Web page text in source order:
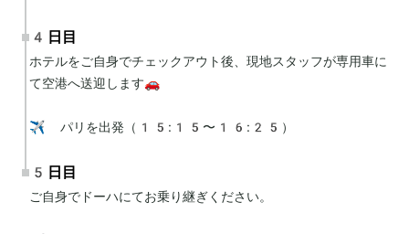
4日目
ホテルをご自身でチェックアウト後、現地スタッフが専用車に
て空港へ送迎します🚗
✈️ パリを出発（15:15〜16:25）
5日目
ご自身でドーハにてお乗り継ぎください。